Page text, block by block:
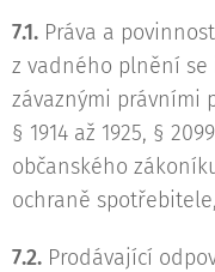
7.1. Práva a
z vadného plnění
závaznými právními
§ 1914 až 1925, §
občanského
ochraně
7.2. Prodávající